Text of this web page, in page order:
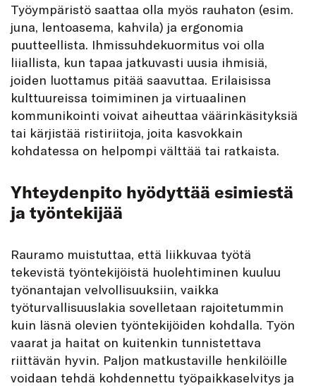
Työympäristö saattaa olla myös rauhaton (esim.
juna, lentoasema, kahvila) ja ergonomia
puutteellista. Ihmissuhdekuormitus voi olla
liiallista, kun tapaa jatkuvasti uusia ihmisiä,
joiden luottamus pitää saavuttaa. Erilaisissa
kulttuureissa toimiminen ja virtuaalinen
kommunikointi voivat aiheuttaa väärinkäsityksiä
tai kärjistää ristiriitoja, joita kasvokkain
kohdatessa on helpompi välttää tai ratkaista.
Yhteydenpito hyödyttää esimiestä
ja työntekijää
Rauramo muistuttaa, että liikkuvaa työtä
tekevistä työntekijöistä huolehtiminen kuuluu
työnantajan velvollisuuksiin, vaikka
työturvallisuuslakia sovelletaan rajoitetummin
kuin läsnä olevien työntekijöiden kohdalla. Työn
vaarat ja haitat on kuitenkin tunnistettava
riittävän hyvin. Paljon matkustaville henkilöille
voidaan tehdä kohdennettu työpaikkaselvitys ja